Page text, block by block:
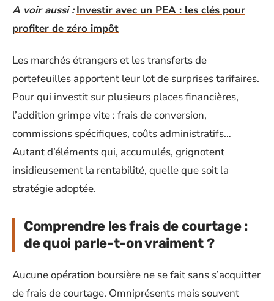
A voir aussi : Investir avec un PEA : les clés pour
profiter de zéro impôt
Les marchés étrangers et les transferts de
portefeuilles apportent leur lot de surprises tarifaires.
Pour qui investit sur plusieurs places financières,
l’addition grimpe vite : frais de conversion,
commissions spécifiques, coûts administratifs…
Autant d’éléments qui, accumulés, grignotent
insidieusement la rentabilité, quelle que soit la
stratégie adoptée.
Comprendre les frais de courtage :
de quoi parle-t-on vraiment ?
Aucune opération boursière ne se fait sans s’acquitter
de frais de courtage. Omniprésents mais souvent